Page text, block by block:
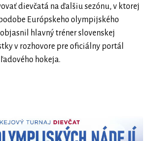
dievčatá na ďalšiu sezónu, v ktorej
Európskeho olympijského
hlavný tréner slovenskej
v rozhovore pre oficiálny portál
hokeja.